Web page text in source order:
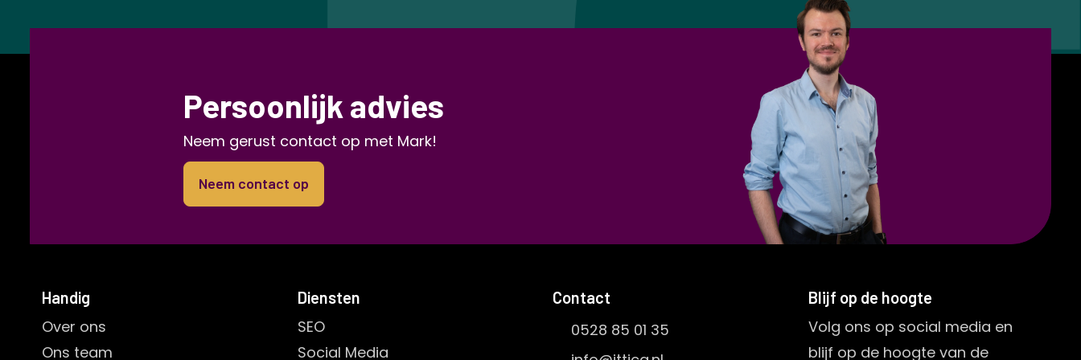
Persoonlijk advies
Neem gerust contact op met Mark!
Neem contact op
Handig
Over ons
Ons team
Diensten
SEO
Social Media
Contact
0528 85 01 35
Blijf op de hoogte
Volg ons op social media en
blijf op de hoogte van de